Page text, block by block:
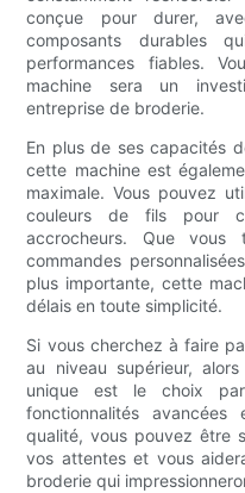
conçue pour durer,
composants durables
performances fiables.
machine sera un
entreprise de broderie.
En plus de ses capacités
cette machine est
maximale. Vous pouvez
couleurs de fils pour
accrocheurs. Que
commandes
plus importante, cette
délais en toute simplicité.
Si vous cherchez à faire
au niveau supérieur,
unique est le choix
fonctionnalités
qualité, vous pouvez être
vos attentes et vous
broderie qui